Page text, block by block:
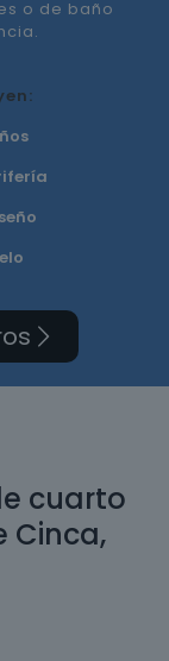
o de baño
cuarto
Cinca,